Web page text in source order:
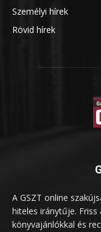
Személyi hírek
Rövid hírek
A GSZT online
hiteles iránytűje. Friss
könyvajánlókkal és